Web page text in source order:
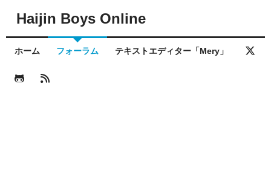
Haijin Boys Online
ホーム フォーラム テキストエディター「Mery」